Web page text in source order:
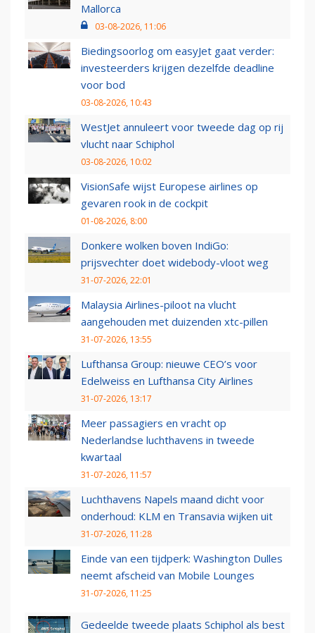
Mallorca
03-08-2026, 11:06
Biedingsoorlog om easyJet gaat verder:
investeerders krijgen dezelfde deadline
voor bod
03-08-2026, 10:43
WestJet annuleert voor tweede dag op rij
vlucht naar Schiphol
03-08-2026, 10:02
VisionSafe wijst Europese airlines op
gevaren rook in de cockpit
01-08-2026, 8:00
Donkere wolken boven IndiGo:
prijsvechter doet widebody-vloot weg
31-07-2026, 22:01
Malaysia Airlines-piloot na vlucht
aangehouden met duizenden xtc-pillen
31-07-2026, 13:55
Lufthansa Group: nieuwe CEO’s voor
Edelweiss en Lufthansa City Airlines
31-07-2026, 13:17
Meer passagiers en vracht op
Nederlandse luchthavens in tweede
kwartaal
31-07-2026, 11:57
Luchthavens Napels maand dicht voor
onderhoud: KLM en Transavia wijken uit
31-07-2026, 11:28
Einde van een tijdperk: Washington Dulles
neemt afscheid van Mobile Lounges
31-07-2026, 11:25
Gedeelde tweede plaats Schiphol als best